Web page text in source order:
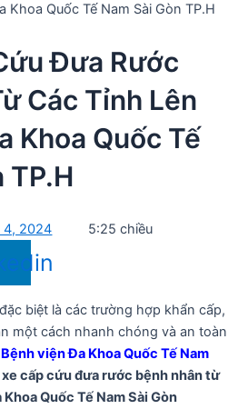
Khoa Quốc Tế Nam Sài Gòn TP.H
Đưa Rước
Các Tỉnh Lên
Khoa Quốc Tế
TP.H
4, 2024 5:25 chiều
biệt là các trường hợp khẩn cấp,
một cách nhanh chóng và an toàn
Bệnh viện Đa Khoa Quốc Tế Nam
cấp cứu đưa rước bệnh nhân từ
Quốc Tế Nam Sài Gòn